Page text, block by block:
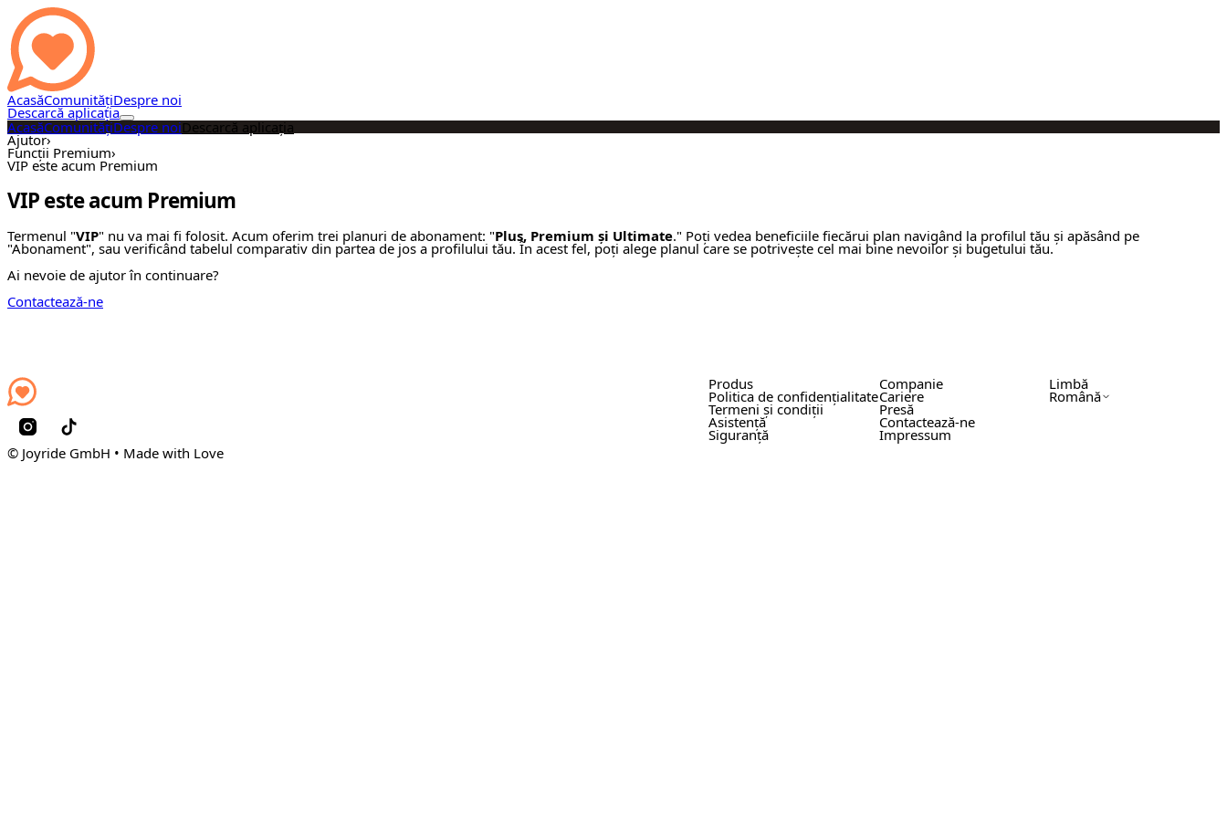
AcasăComunitățiDespre noi
Descarcă aplicația
AcasăComunitățiDespre noiDescarcă aplicația
Ajutor›
Funcții Premium›
VIP este acum Premium
VIP este acum Premium
Termenul "VIP" nu va mai fi folosit. Acum oferim trei planuri de abonament: "Plus, Premium și Ultimate." Poți vedea beneficiile fiecărui plan navigând la profilul tău și apăsând pe
"Abonament", sau verificând tabelul comparativ din partea de jos a profilului tău. În acest fel, poți alege planul care se potrivește cel mai bine nevoilor și bugetului tău.
Ai nevoie de ajutor în continuare?
Contactează-ne
© Joyride GmbH • Made with Love
Produs
Politica de confidențialitate
Termeni și condiții
Asistență
Siguranță
Companie
Cariere
Presă
Contactează-ne
Impressum
Limbă
Română